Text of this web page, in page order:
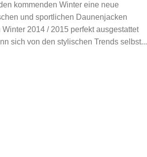
kommenden Winter eine neue
und sportlichen Daunenjacken
Winter 2014 / 2015 perfekt ausgestattet
sich von den stylischen Trends selbst...